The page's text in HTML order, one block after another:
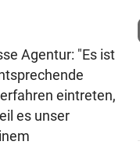
Agentur: "Es ist
eintreten,
es unser